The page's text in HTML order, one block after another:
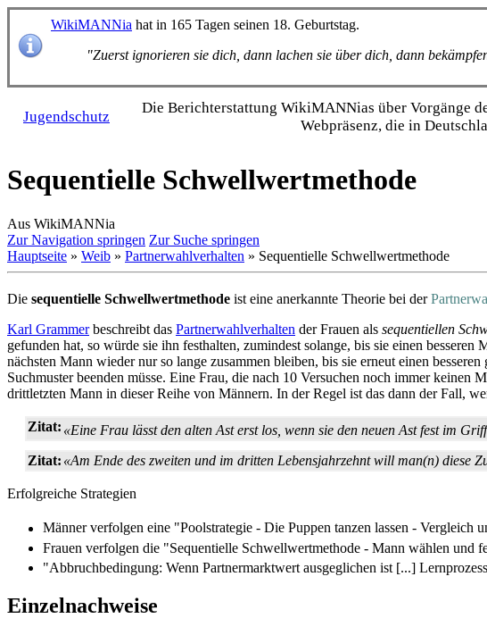
WikiMANNia hat in 165 Tagen seinen 18. Geburtstag.
"Zuerst ignorieren sie dich, dann lachen sie über dich, dann
Jugendschutz
Die Bericht­erstattung WikiMANNias über Vorgänge
Webpräsenz, die in
Sequentielle Schwellwertmethode
Aus WikiMANNia
Zur Navigation springen Zur Suche springen
Hauptseite » Weib » Partnerwahlverhalten » Sequentielle Schwellwertmethode
Die sequentielle Schwellwertmethode ist eine anerkannte Theorie bei der
Karl Grammerbeschreibt das Partnerwahlverhalten der Frauen als sequentiellen
gefunden hat, so würde sie ihn festhalten, zumindest solange, bis sie einen
nächsten Mann wieder nur so lange zusammen bleiben, bis sie erneut einen
Suchmuster beenden müsse. Eine Frau, die nach 10 Versuchen noch immer
drittletzten Mann in dieser Reihe von Männern. In der Regel ist das dann der Fall,
Zitat: «Eine Frau lässt den alten Ast erst los, wenn sie den neuen Ast fest im
Zitat: «Am Ende des zweiten und im dritten Lebensjahrzehnt will man(n) diese
Erfolgreiche Strategien
Männer verfolgen eine "Poolstrategie - Die Puppen tanzen lassen - Vergleich
Frauen verfolgen die "Sequentielle Schwellwertmethode - Mann wählen und
"Abbruchbedingung: Wenn Partnermarktwert ausgeglichen ist [...]
Einzelnachweise